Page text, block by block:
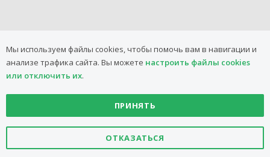
Мы используем файлы cookies, чтобы помочь вам в навигации и
анализе трафика сайта. Вы можете настроить файлы cookies
или отключить их.
ПРИНЯТЬ
ОТКАЗАТЬСЯ
2008-2026 ООО
"БелМаркетКомпани"